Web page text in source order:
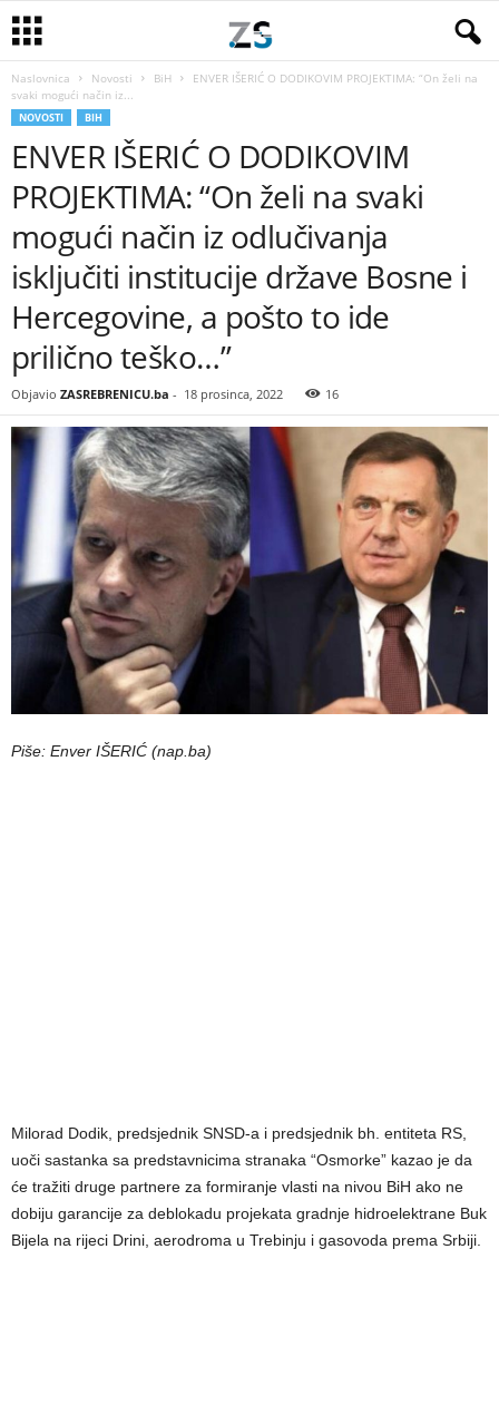
Naslovnica Novosti BiH
ENVER IŠERIĆ O DODIKOVIM PROJEKTIMA: “On želi na
svaki mogući način iz...
NOVOSTI BIH
ENVER IŠERIĆ O DODIKOVIM
PROJEKTIMA: “On želi na svaki
mogući način iz odlučivanja
isključiti institucije države Bosne i
Hercegovine, a pošto to ide
prilično teško…”
Objavio ZASREBRENICU.ba - 18 prosinca, 2022 16
Piše: Enver IŠERIĆ (nap.ba)
Milorad Dodik, predsjednik SNSD-a i predsjednik bh. entiteta RS,
uoči sastanka sa predstavnicima stranaka “Osmorke” kazao je da
će tražiti druge partnere za formiranje vlasti na nivou BiH ako ne
dobiju garancije za deblokadu projekata gradnje hidroelektrane Buk
Bijela na rijeci Drini, aerodroma u Trebinju i gasovoda prema Srbiji.